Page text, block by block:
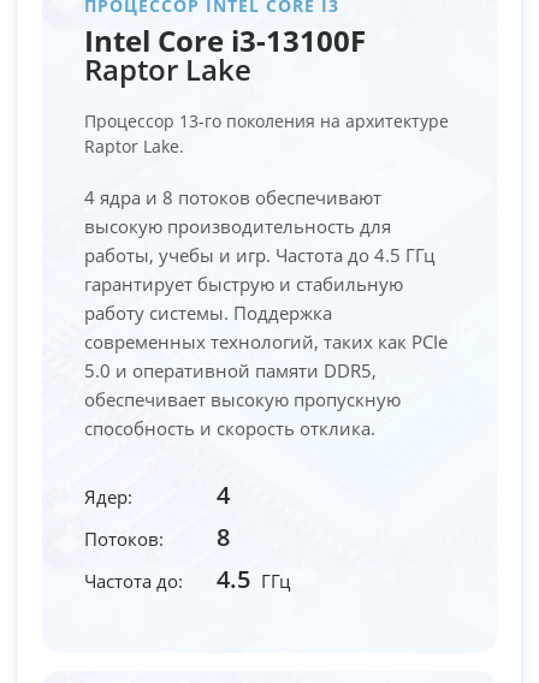
ПРОЦЕССОР INTEL CORE I3
Intel Core i3-13100F
Raptor Lake
Процессор 13-го поколения на архитектуре
Raptor Lake.
4 ядра и 8 потоков обеспечивают
высокую производительность для
работы, учебы и игр. Частота до 4.5 ГГц
гарантирует быструю и стабильную
работу системы. Поддержка
современных технологий, таких как PCIe
5.0 и оперативной памяти DDR5,
обеспечивает высокую пропускную
способность и скорость отклика.
Ядер: 4
Потоков: 8
Частота до: 4.5 ГГц